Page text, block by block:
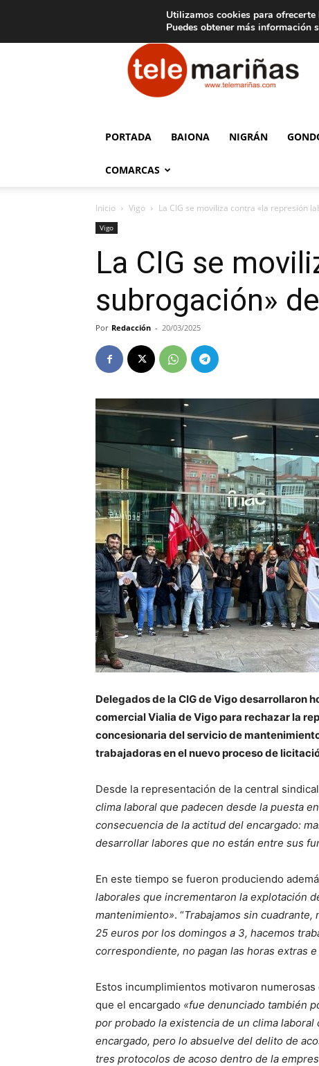
Aviso legal Tarifas de publicidad
Telemariñas
PORTADA BAIONA NIGRÁN
COMARCAS
Inicio Vigo La CIG se moviliza contra «la represión
Vigo
La CIG se
subrogación»
Por Redacción - 20/03/2025
Delegados de la CIG de Vigo desarrollaron
comercial Vialia de Vigo para rechazar la
concesionaria del servicio de
trabajadoras en el nuevo proceso de
Desde la representación de la central
clima laboral que padecen desde la puesta
consecuencia de la actitud del encargado:
desarrollar labores que no están entre sus
En este tiempo se fueron produciendo
laborales que incrementaron la explotación
mantenimiento». “Trabajamos sin cuadrante,
25 euros por los domingos a 3, hacemos
correspondiente, no pagan las horas extras
Estos incumplimientos motivaron
que el encargado «fue denunciado también
por probado la existencia de un clima
encargado, pero lo absuelve del delito de
tres protocolos de acoso dentro de la
Utilizamos cookies para
Puedes obtener más información